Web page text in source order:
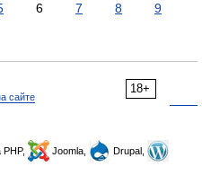
6 7 8
9
18+
сайте
PHP, Joomla,
Drupal,